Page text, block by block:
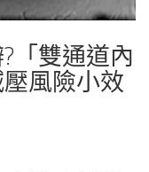
「雙通道內
風險小效